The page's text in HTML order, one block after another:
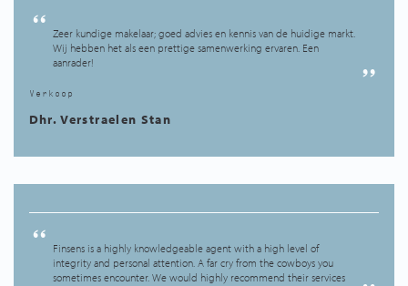
Zeer kundige makelaar; goed advies en kennis van de huidige markt.
Wij hebben het als een prettige samenwerking ervaren. Een
aanrader!
Verkoop
Dhr. Verstraelen Stan
Finsens is a highly knowledgeable agent with a high level of
integrity and personal attention. A far cry from the cowboys you
sometimes encounter. We would highly recommend their services